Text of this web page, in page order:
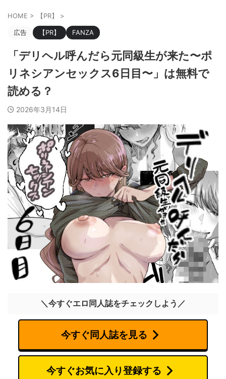
HOME > 【PR】 >
広告 【PR】 FANZA
「デリヘル呼んだら元同級生が来た〜ポ
リネシアンセックス6日目〜」は無料で
読める？
2026年3月14日
＼今すぐエロ同人誌をチェックしよう／
今すぐ同人誌を見る
今すぐお気に入り登録する